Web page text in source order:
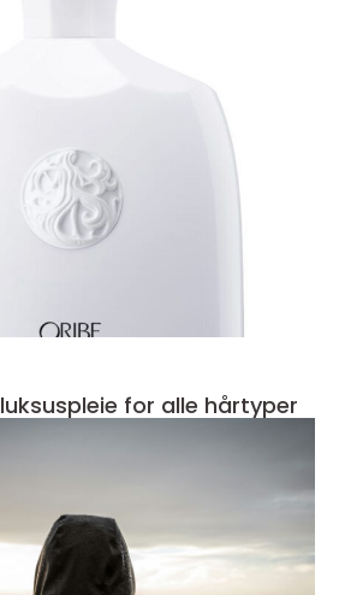
Oribe shampoo luksuspleie for alle hårtyper